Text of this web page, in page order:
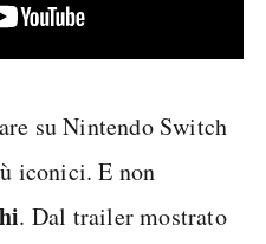
su Nintendo Switch
iconici. E non
. Dal trailer mostrato